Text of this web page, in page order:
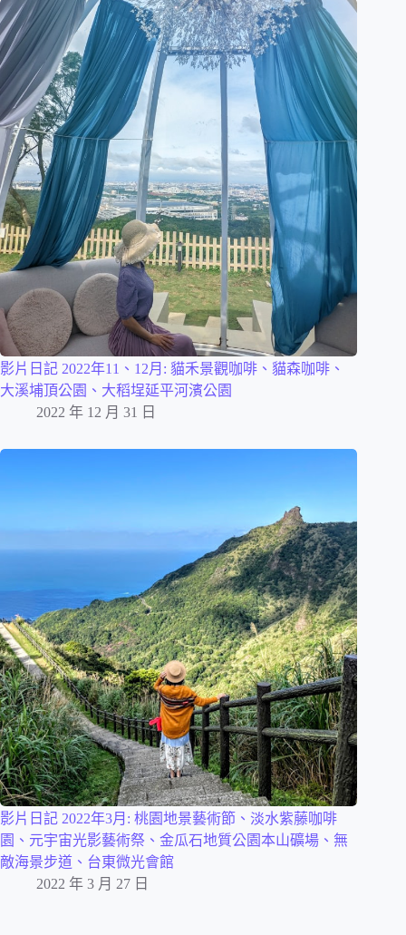
影片日記 2022年11、12月: 貓禾景觀咖啡、貓森咖啡、
大溪埔頂公園、大稻埕延平河濱公園
2022 年 12 月 31 日
影片日記 2022年3月: 桃園地景藝術節、淡水紫藤咖啡
園、元宇宙光影藝術祭、金瓜石地質公園本山礦場、無
敵海景步道、台東微光會館
2022 年 3 月 27 日